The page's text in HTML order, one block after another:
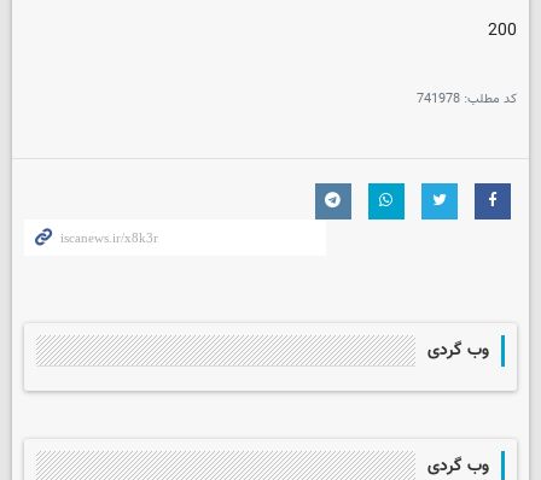
200
کد مطلب: 741978
وب گردی
وب گردی